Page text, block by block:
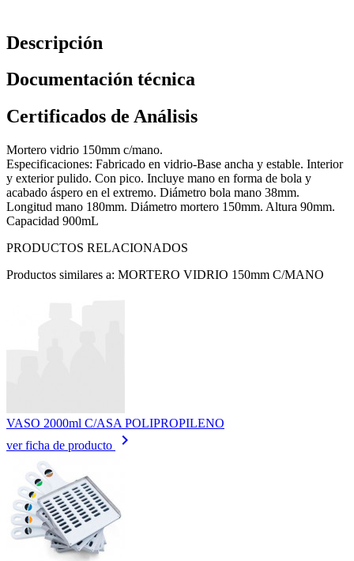
Descripción
Documentación técnica
Certificados de Análisis
Mortero vidrio 150mm c/mano.
Especificaciones: Fabricado en vidrio-Base ancha y estable. Interior
y exterior pulido. Con pico. Incluye mano en forma de bola y
acabado áspero en el extremo. Diámetro bola mano 38mm.
Longitud mano 180mm. Diámetro mortero 150mm. Altura 90mm.
Capacidad 900mL
PRODUCTOS RELACIONADOS
Productos similares a: MORTERO VIDRIO 150mm C/MANO
VASO 2000ml C/ASA POLIPROPILENO
ver ficha de producto
keyboard_arrow_right